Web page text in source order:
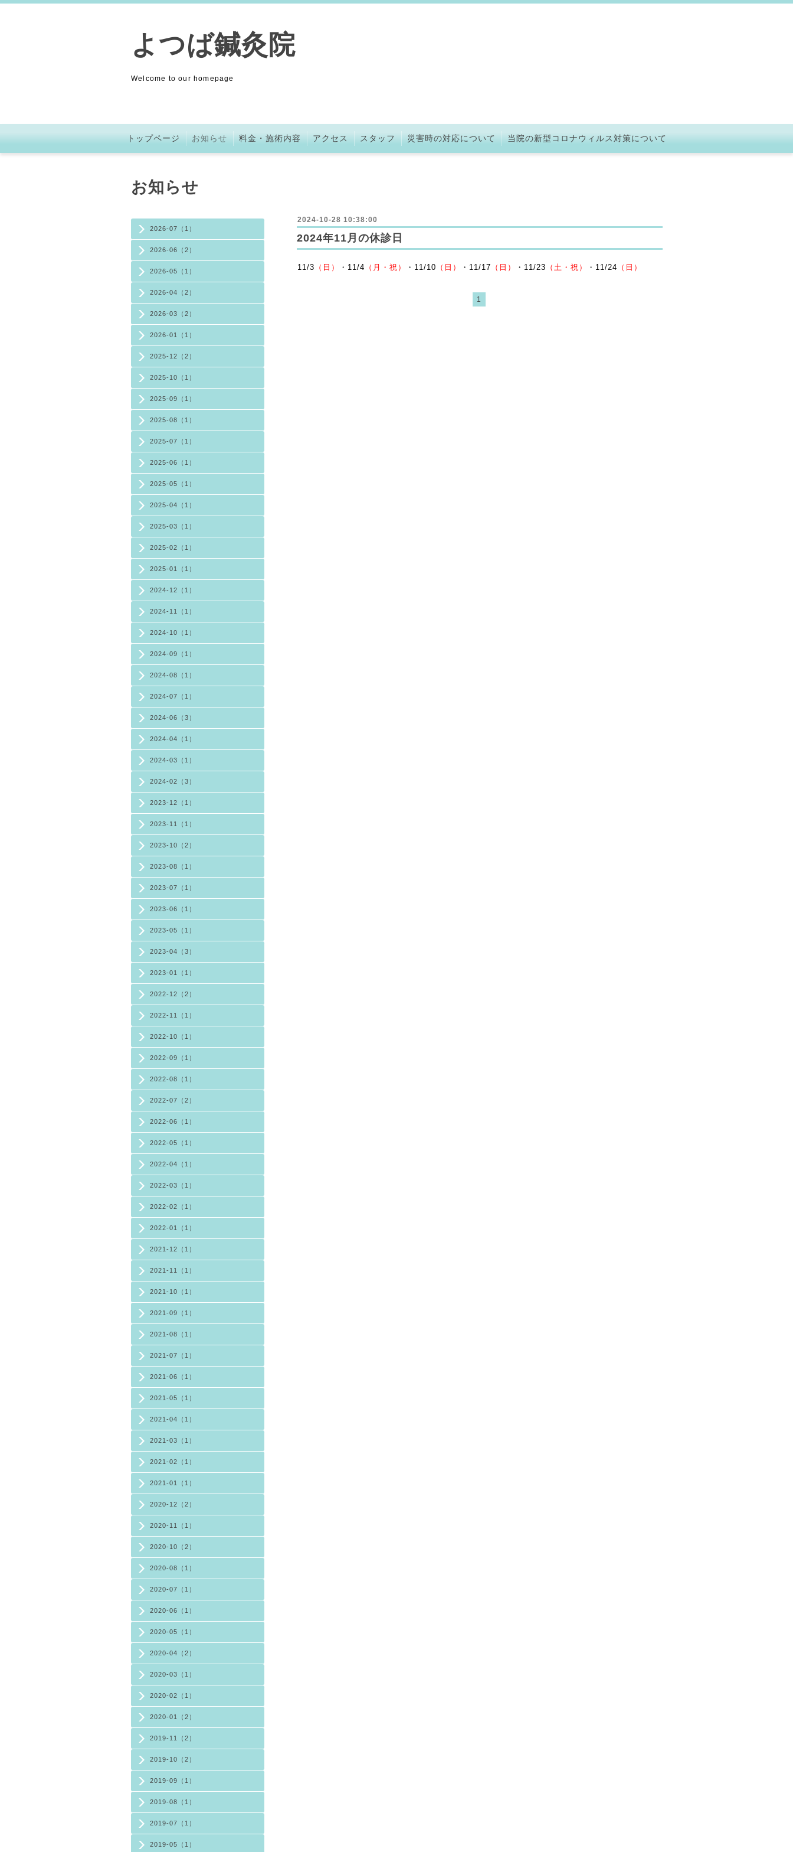
よつば鍼灸院
Welcome to our homepage
トップページ お知らせ 料金・施術内容 アクセス スタッフ 災害時の対応について 当院の新型コロナウィルス対策について
2026-07（1）
2026-06（2）
2026-05（1）
2026-04（2）
2026-03（2）
2026-01（1）
2025-12（2）
2025-10（1）
2025-09（1）
2025-08（1）
2025-07（1）
2025-06（1）
2025-05（1）
2025-04（1）
2025-03（1）
2025-02（1）
2025-01（1）
2024-12（1）
2024-11（1）
2024-10（1）
2024-09（1）
2024-08（1）
2024-07（1）
2024-06（3）
2024-04（1）
2024-03（1）
2024-02（3）
2023-12（1）
2023-11（1）
2023-10（2）
2023-08（1）
2023-07（1）
2023-06（1）
2023-05（1）
2023-04（3）
2023-01（1）
2022-12（2）
2022-11（1）
2022-10（1）
2022-09（1）
2022-08（1）
2022-07（2）
2022-06（1）
2022-05（1）
2022-04（1）
2022-03（1）
2022-02（1）
2022-01（1）
2021-12（1）
2021-11（1）
2021-10（1）
2021-09（1）
2021-08（1）
2021-07（1）
2021-06（1）
2021-05（1）
2021-04（1）
2021-03（1）
2021-02（1）
2021-01（1）
2020-12（2）
2020-11（1）
2020-10（2）
2020-08（1）
2020-07（1）
2020-06（1）
2020-05（1）
2020-04（2）
2020-03（1）
2020-02（1）
2020-01（2）
2019-11（2）
2019-10（2）
2019-09（1）
2019-08（1）
2019-07（1）
2019-05（1）
お知らせ
2024-10-28 10:38:00
2024年11月の休診日
11/3 （日） ・11/4 （月・祝） ・ 11/10 （日） ・11/17 （日） ・11/23 （土・祝） ・11/24 （日）
1